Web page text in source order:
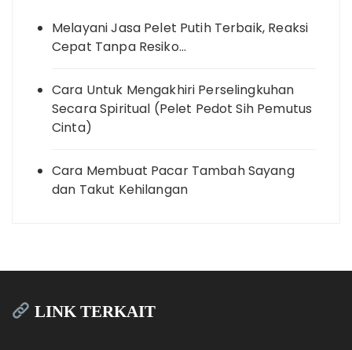
Melayani Jasa Pelet Putih Terbaik, Reaksi
Cepat Tanpa Resiko…
Cara Untuk Mengakhiri Perselingkuhan
Secara Spiritual (Pelet Pedot Sih Pemutus
Cinta)
Cara Membuat Pacar Tambah Sayang
dan Takut Kehilangan
LINK TERKAIT